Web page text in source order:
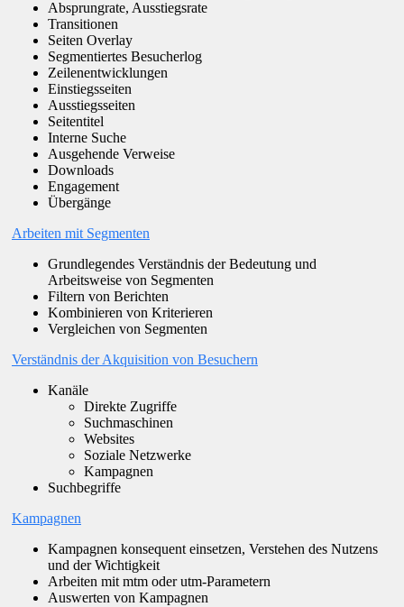
Absprungrate, Ausstiegsrate
Transitionen
Seiten Overlay
Segmentiertes Besucherlog
Zeilenentwicklungen
Einstiegsseiten
Ausstiegsseiten
Seitentitel
Interne Suche
Ausgehende Verweise
Downloads
Engagement
Übergänge
Arbeiten mit Segmenten
Grundlegendes Verständnis der Bedeutung und
Arbeitsweise von Segmenten
Filtern von Berichten
Kombinieren von Kriterieren
Vergleichen von Segmenten
Verständnis der Akquisition von Besuchern
Kanäle
Direkte Zugriffe
Suchmaschinen
Websites
Soziale Netzwerke
Kampagnen
Suchbegriffe
Kampagnen
Kampagnen konsequent einsetzen, Verstehen des Nutzens
und der Wichtigkeit
Arbeiten mit mtm oder utm-Parametern
Auswerten von Kampagnen